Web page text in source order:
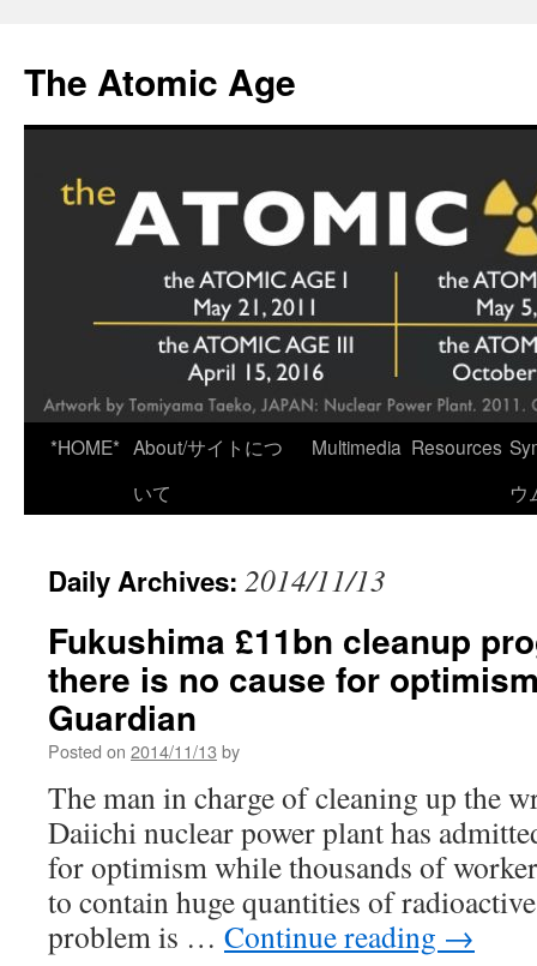
content
The Atomic Age
*HOME* About/サイトにつ
いて
Multimedia Resources
ウ
Daily Archives: 2014/11/13
Fukushima £11bn cleanup
there is no cause for
Guardian
Posted on 2014/11/13 by
The man in charge of cleaning up the
Daiichi nuclear power plant has
for optimism while thousands of
to contain huge quantities of
problem is … Continue reading →